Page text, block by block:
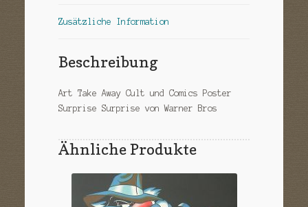
Zusätzliche Information
Beschreibung
Art Take Away Cult und Comics Poster
Surprise Surprise von Warner Bros
Ähnliche Produkte